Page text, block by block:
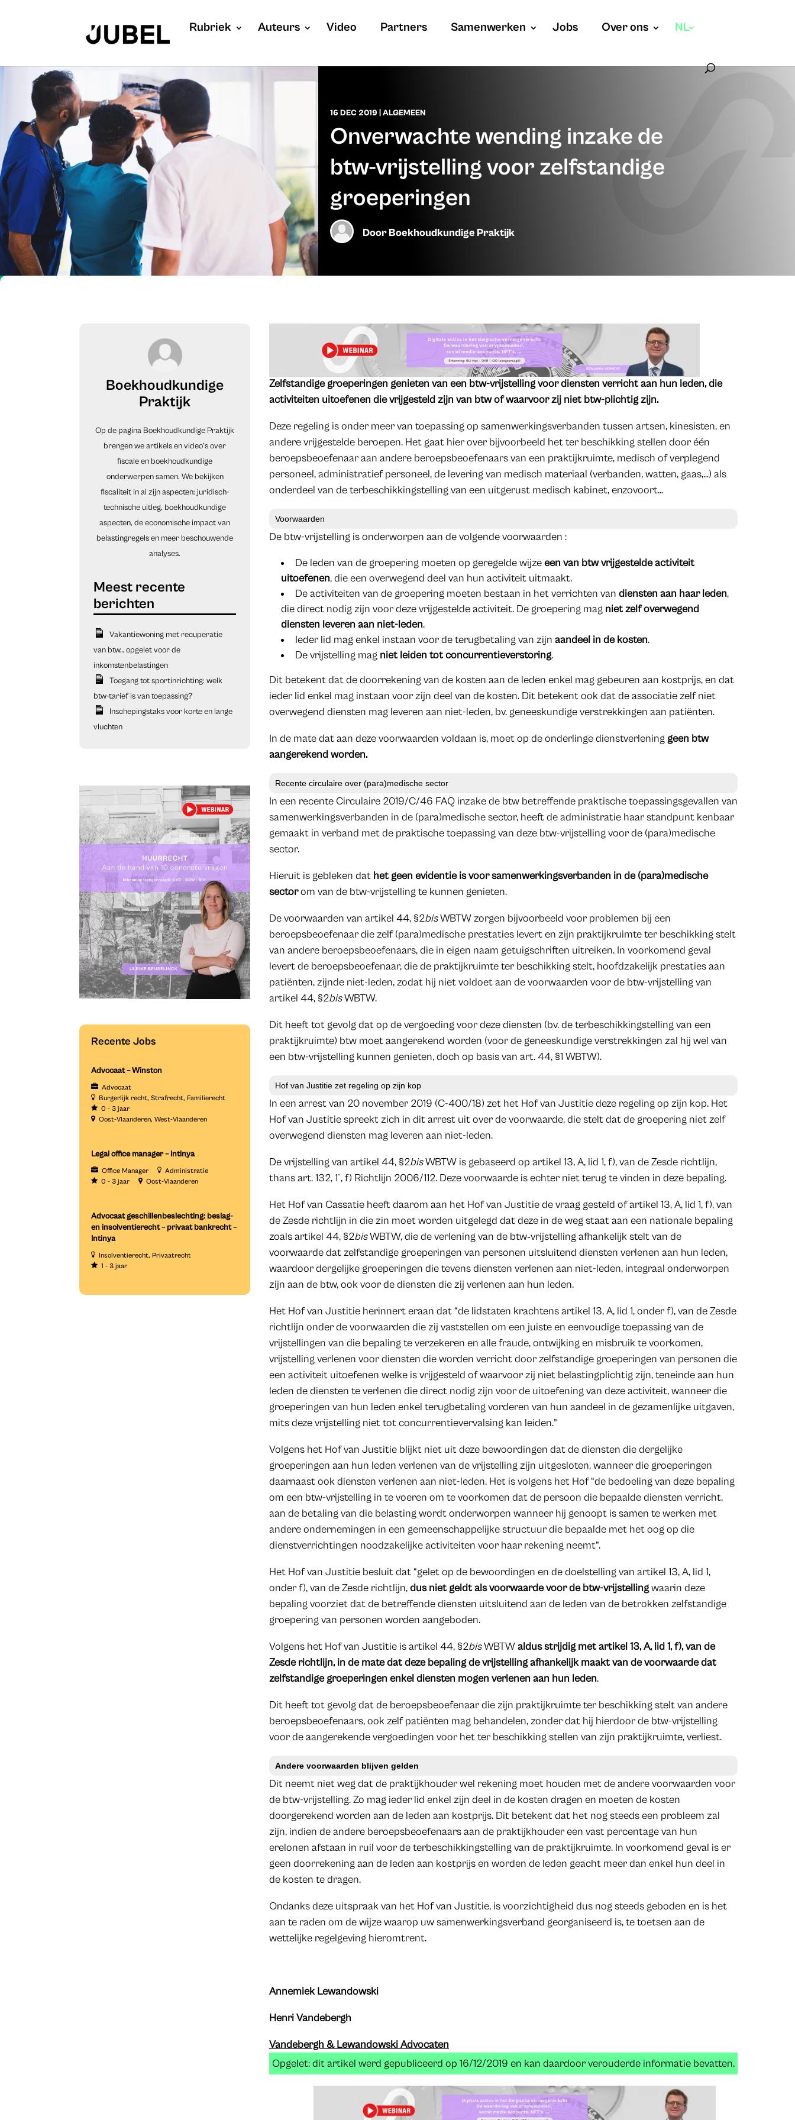
Rubriek Auteurs Video Partners Samenwerken Jobs Over ons NL
16 DEC 2019 ALGEMEEN
Onverwachte wending inzake de
btw-vrijstelling voor zelfstandige
groeperingen
DoorBoekhoudkundige Praktijk
Boekhoudkundige
Praktijk
Op de pagina Boekhoudkundige Praktijk
brengen we artikels en video’s over
fiscale en boekhoudkundige
onderwerpen samen. We bekijken
fiscaliteit in al zijn aspecten: juridisch-
technische uitleg, boekhoudkundige
aspecten, de economische impact van
belastingregels en meer beschouwende
analyses.
Vakantiewoning met recuperatie
van btw… opgelet voor de
inkomstenbelastingen
Toegang tot sportinrichting: welk
btw-tarief is van toepassing?
Inschepingstaks voor korte en lange
vluchten
Recente Jobs
Advocaat – Winston
Advocaat
Burgerlijk recht Strafrecht Familierecht
0 - 3 jaar
Oost-Vlaanderen West-Vlaanderen
Legal office manager – Intinya
Office Manager
Administratie
0 - 3 jaar
Oost-Vlaanderen
Advocaat geschillenbeslechting: beslag-
en insolventierecht – privaat bankrecht –
Intinya
Insolventierecht Privaatrecht
1 - 3 jaar
Zelfstandige groeperingen genieten van een btw-vrijstelling voor diensten verricht aan hun leden, die
activiteiten uitoefenen die vrijgesteld zijn van btw of waarvoor zij niet btw-plichtig zijn.
Deze regeling is onder meer van toepassing op samenwerkingsverbanden tussen artsen, kinesisten, en
andere vrijgestelde beroepen. Het gaat hier over bijvoorbeeld het ter beschikking stellen door één
beroepsbeoefenaar aan andere beroepsbeoefenaars van een praktijkruimte, medisch of verplegend
personeel, administratief personeel, de levering van medisch materiaal (verbanden, watten, gaas,…) als
onderdeel van de terbeschikkingstelling van een uitgerust medisch kabinet, enzovoort…
Voorwaarden
De btw-vrijstelling is onderworpen aan de volgende voorwaarden :
De leden van de groepering moeten op geregelde wijzeeen van btw vrijgestelde activiteit
uitoefenen, die een overwegend deel van hun activiteit uitmaakt.
De activiteiten van de groepering moeten bestaan in het verrichten van diensten aan haar leden,
die direct nodig zijn voor deze vrijgestelde activiteit. De groepering mag niet zelf overwegend
diensten leveren aan niet-leden.
Ieder lid mag enkel instaan voor de terugbetaling van zijn aandeel in de kosten.
De vrijstelling mag niet leiden tot concurrentieverstoring.
Dit betekent dat de doorrekening van de kosten aan de leden enkel mag gebeuren aan kostprijs, en dat
ieder lid enkel mag instaan voor zijn deel van de kosten. Dit betekent ook dat de associatie zelf niet
overwegend diensten mag leveren aan niet-leden, bv. geneeskundige verstrekkingen aan patiënten.
In de mate dat aan deze voorwaarden voldaan is, moet op de onderlinge dienstverlening geen btw
aangerekend worden.
Recente circulaire over (para)medische sector
In een recente Circulaire 2019/C/46 FAQ inzake de btw betreffende praktische toepassingsgevallen van
samenwerkingsverbanden in de (para)medische sector, heeft de administratie haar standpunt kenbaar
gemaakt in verband met de praktische toepassing van deze btw-vrijstelling voor de (para)medische
sector.
Hieruit is gebleken dat het geen evidentie is voor samenwerkingsverbanden in de (para)medische
sectorom van de btw-vrijstelling te kunnen genieten.
De voorwaarden van artikel 44, §2bisWBTW zorgen bijvoorbeeld voor problemen bij een
beroepsbeoefenaar die zelf (para)medische prestaties levert en zijn praktijkruimte ter beschikking stelt
van andere beroepsbeoefenaars, die in eigen naam getuigschriften uitreiken. In voorkomend geval
levert de beroepsbeoefenaar, die de praktijkruimte ter beschikking stelt, hoofdzakelijk prestaties aan
patiënten, zijnde niet-leden, zodat hij niet voldoet aan de voorwaarden voor de btw-vrijstelling van
artikel 44, §2bisWBTW.
Dit heeft tot gevolg dat op de vergoeding voor deze diensten (bv. de terbeschikkingstelling van een
praktijkruimte) btw moet aangerekend worden (voor de geneeskundige verstrekkingen zal hij wel van
een btw-vrijstelling kunnen genieten, doch op basis van art. 44, §1 WBTW).
Hof van Justitie zet regeling op zijn kop
In een arrest van 20 november 2019 (C-400/18) zet het Hof van Justitie deze regeling op zijn kop. Het
Hof van Justitie spreekt zich in dit arrest uit over de voorwaarde, die stelt dat de groepering niet zelf
overwegend diensten mag leveren aan niet-leden.
De vrijstelling van artikel 44, §2bisWBTW is gebaseerd op artikel 13, A, lid 1, f), van de Zesde richtlijn,
thans art. 132, 1°, f) Richtlijn 2006/112. Deze voorwaarde is echter niet terug te vinden in deze bepaling.
Het Hof van Cassatie heeft daarom aan het Hof van Justitie de vraag gesteld of artikel 13, A, lid 1, f), van
de Zesde richtlijn in die zin moet worden uitgelegd dat deze in de weg staat aan een nationale bepaling
zoals artikel 44, §2bisWBTW, die de verlening van de btw‑vrijstelling afhankelijk stelt van de
voorwaarde dat zelfstandige groeperingen van personen uitsluitend diensten verlenen aan hun leden,
waardoor dergelijke groeperingen die tevens diensten verlenen aan niet-leden, integraal onderworpen
zijn aan de btw, ook voor de diensten die zij verlenen aan hun leden.
Het Hof van Justitie herinnert eraan dat “de lidstaten krachtens artikel 13, A, lid 1, onder f), van de Zesde
richtlijn onder de voorwaarden die zij vaststellen om een juiste en eenvoudige toepassing van de
vrijstellingen van die bepaling te verzekeren en alle fraude, ontwijking en misbruik te voorkomen,
vrijstelling verlenen voor diensten die worden verricht door zelfstandige groeperingen van personen die
een activiteit uitoefenen welke is vrijgesteld of waarvoor zij niet belastingplichtig zijn, teneinde aan hun
leden de diensten te verlenen die direct nodig zijn voor de uitoefening van deze activiteit, wanneer die
groeperingen van hun leden enkel terugbetaling vorderen van hun aandeel in de gezamenlijke uitgaven,
mits deze vrijstelling niet tot concurrentievervalsing kan leiden.”
Volgens het Hof van Justitie blijkt niet uit deze bewoordingen dat de diensten die dergelijke
groeperingen aan hun leden verlenen van de vrijstelling zijn uitgesloten, wanneer die groeperingen
daarnaast ook diensten verlenen aan niet-leden. Het is volgens het Hof “de bedoeling van deze bepaling
om een btw-vrijstelling in te voeren om te voorkomen dat de persoon die bepaalde diensten verricht,
aan de betaling van die belasting wordt onderworpen wanneer hij genoopt is samen te werken met
andere ondernemingen in een gemeenschappelijke structuur die bepaalde met het oog op die
dienstverrichtingen noodzakelijke activiteiten voor haar rekening neemt”.
Het Hof van Justitie besluit dat “gelet op de bewoordingen en de doelstelling van artikel 13, A, lid 1,
onder f), van de Zesde richtlijn,dus niet geldt als voorwaarde voor de btw-vrijstellingwaarin deze
bepaling voorziet dat de betreffende diensten uitsluitend aan de leden van de betrokken zelfstandige
groepering van personen worden aangeboden.
Volgens het Hof van Justitie is artikel 44, §2bisWBTWaldus strijdig metartikel 13, A, lid 1, f), van de
Zesde richtlijn, in de mate dat deze bepaling de vrijstelling afhankelijk maakt van de voorwaarde dat
zelfstandige groeperingen enkel diensten mogen verlenen aan hun leden.
Dit heeft tot gevolg dat de beroepsbeoefenaar die zijn praktijkruimte ter beschikking stelt van andere
beroepsbeoefenaars, ook zelf patiënten mag behandelen, zonder dat hij hierdoor de btw-vrijstelling
voor de aangerekende vergoedingen voor het ter beschikking stellen van zijn praktijkruimte, verliest.
Andere voorwaarden blijven gelden
Dit neemt niet weg dat de praktijkhouder wel rekening moet houden met de andere voorwaarden voor
de btw-vrijstelling. Zo mag ieder lid enkel zijn deel in de kosten dragen en moeten de kosten
doorgerekend worden aan de leden aan kostprijs. Dit betekent dat het nog steeds een probleem zal
zijn, indien de andere beroepsbeoefenaars aan de praktijkhouder een vast percentage van hun
erelonen afstaan in ruil voor de terbeschikkingstelling van de praktijkruimte. In voorkomend geval is er
geen doorrekening aan de leden aan kostprijs en worden de leden geacht meer dan enkel hun deel in
de kosten te dragen.
Ondanks deze uitspraak van het Hof van Justitie, is voorzichtigheid dus nog steeds geboden en is het
aan te raden om de wijze waarop uw samenwerkingsverband georganiseerd is, te toetsen aan de
wettelijke regelgeving hieromtrent.
Annemiek Lewandowski
Henri Vandebergh
Vandebergh & Lewandowski Advocaten
Opgelet: dit artikel werd gepubliceerd op 16/12/2019 en kan daardoor verouderde informatie bevatten.